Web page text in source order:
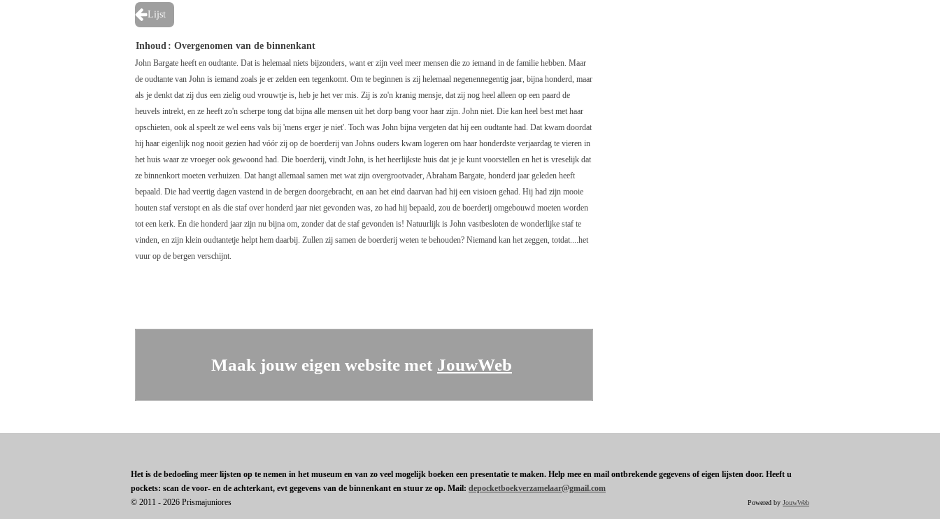
Lijst
Inhoud : Overgenomen van de binnenkant
John Bargate heeft en oudtante. Dat is helemaal niets bijzonders, want er zijn veel meer mensen die zo iemand in de familie hebben. Maar
de oudtante van John is iemand zoals je er zelden een tegenkomt. Om te beginnen is zij helemaal negenennegentig jaar, bijna honderd, maar
als je denkt dat zij dus een zielig oud vrouwtje is, heb je het ver mis. Zij is zo'n kranig mensje, dat zij nog heel alleen op een paard de
heuvels intrekt, en ze heeft zo'n scherpe tong dat bijna alle mensen uit het dorp bang voor haar zijn. John niet. Die kan heel best met haar
opschieten, ook al speelt ze wel eens vals bij 'mens erger je niet'. Toch was John bijna vergeten dat hij een oudtante had. Dat kwam doordat
hij haar eigenlijk nog nooit gezien had vóór zij op de boerderij van Johns ouders kwam logeren om haar honderdste verjaardag te vieren in
het huis waar ze vroeger ook gewoond had. Die boerderij, vindt John, is het heerlijkste huis dat je je kunt voorstellen en het is vreselijk dat
ze binnenkort moeten verhuizen. Dat hangt allemaal samen met wat zijn overgrootvader, Abraham Bargate, honderd jaar geleden heeft
bepaald. Die had veertig dagen vastend in de bergen doorgebracht, en aan het eind daarvan had hij een visioen gehad. Hij had zijn mooie
houten staf verstopt en als die staf over honderd jaar niet gevonden was, zo had hij bepaald, zou de boerderij omgebouwd moeten worden
tot een kerk. En die honderd jaar zijn nu bijna om, zonder dat de staf gevonden is! Natuurlijk is John vastbesloten de wonderlijke staf te
vinden, en zijn klein oudtantetje helpt hem daarbij. Zullen zij samen de boerderij weten te behouden? Niemand kan het zeggen, totdat....het
vuur op de bergen verschijnt.
Maak jouw eigen website met JouwWeb
Het is de bedoeling meer lijsten op te nemen in het museum en van zo veel mogelijk boeken een presentatie te maken. Help mee en mail ontbrekende gegevens of eigen lijsten door. Heeft u
pockets: scan de voor- en de achterkant, evt gegevens van de binnenkant en stuur ze op. Mail: depocketboekverzamelaar@gmail.com
© 2011 - 2026 Prismajuniores
Powered by JouwWeb